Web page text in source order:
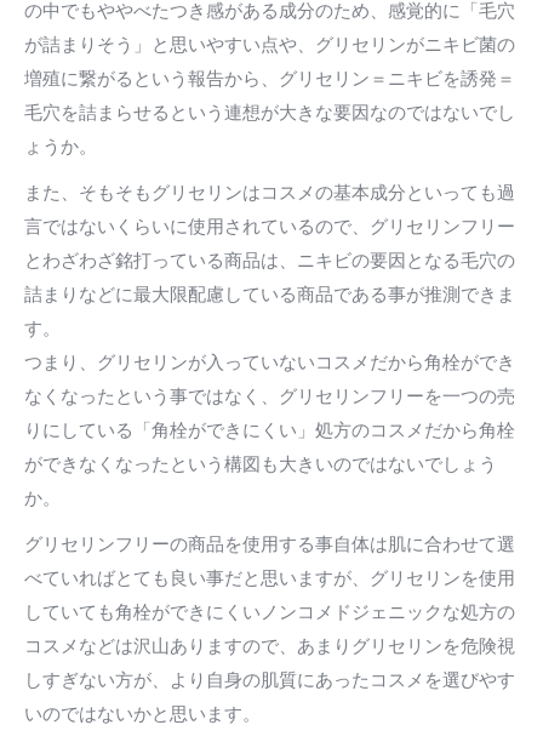
の中でもややべたつき感がある成分のため、感覚的に「毛穴
が詰まりそう」と思いやすい点や、グリセリンがニキビ菌の
増殖に繋がるという報告から、グリセリン＝ニキビを誘発＝
毛穴を詰まらせるという連想が大きな要因なのではないでし
ょうか。
また、そもそもグリセリンはコスメの基本成分といっても過
言ではないくらいに使用されているので、グリセリンフリー
とわざわざ銘打っている商品は、ニキビの要因となる毛穴の
詰まりなどに最大限配慮している商品である事が推測できま
す。
つまり、グリセリンが入っていないコスメだから角栓ができ
なくなったという事ではなく、グリセリンフリーを一つの売
りにしている「角栓ができにくい」処方のコスメだから角栓
ができなくなったという構図も大きいのではないでしょう
か。
グリセリンフリーの商品を使用する事自体は肌に合わせて選
べていればとても良い事だと思いますが、グリセリンを使用
していても角栓ができにくいノンコメドジェニックな処方の
コスメなどは沢山ありますので、あまりグリセリンを危険視
しすぎない方が、より自身の肌質にあったコスメを選びやす
いのではないかと思います。